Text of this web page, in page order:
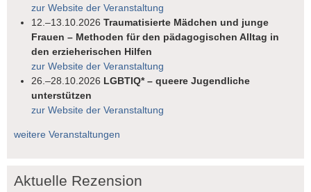
zur Website der Veranstaltung
12.–13.10.2026Traumatisierte Mädchen und junge
Frauen – Methoden für den pädagogischen Alltag in
den erzieherischen Hilfen
zur Website der Veranstaltung
26.–28.10.2026 LGBTIQ* – queere Jugendliche
unterstützen
zur Website der Veranstaltung
weitere Veranstaltungen
Aktuelle Rezension